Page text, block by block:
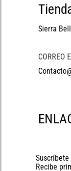
Sierra
CORREO
Suscríbete
Recibe